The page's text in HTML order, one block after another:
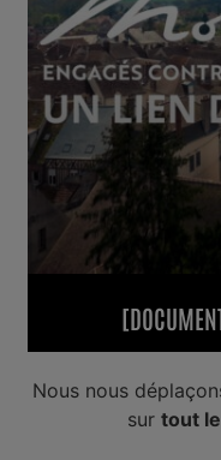
Nous nous
sur tout